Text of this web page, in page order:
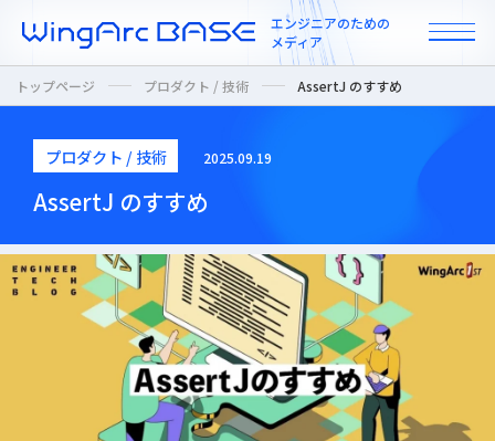
エンジニアのための
メディア
All
インタビュー
カルチャー / 人
ニュース
トップページ プロダクト / 技術 AssertJ のすすめ
プロダクト / 技術 2025.09.19
AssertJ のすすめ